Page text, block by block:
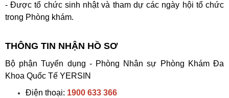
- Được tổ chức sinh nhật và tham dự các ngày hội tổ chức
trong Phòng khám.
THÔNG TIN NHẬN HỒ SƠ
Bộ phận Tuyển dụng - Phòng Nhân sự Phòng Khám Đa
Khoa Quốc Tế YERSIN
Điện thoại: 1900 633 366